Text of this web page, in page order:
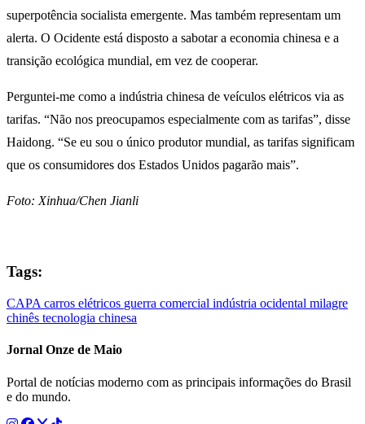
superpotência socialista emergente. Mas também representam um
alerta. O Ocidente está disposto a sabotar a economia chinesa e a
transição ecológica mundial, em vez de cooperar.
Perguntei-me como a indústria chinesa de veículos elétricos via as
tarifas. “Não nos preocupamos especialmente com as tarifas”, disse
Haidong. “Se eu sou o único produtor mundial, as tarifas significam
que os consumidores dos Estados Unidos pagarão mais”.
Foto: Xinhua/Chen Jianli
Tags:
CAPA carros elétricos guerra comercial indústria ocidental milagre
chinês tecnologia chinesa
Jornal Onze de Maio
Portal de notícias moderno com as principais informações do Brasil
e do mundo.